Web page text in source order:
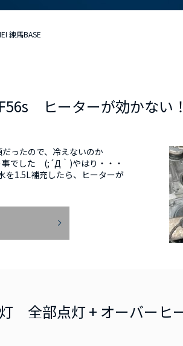
練馬BASE
ヒーターが効かない！
ったので、冷えないのか
事でした (;´Д｀)やはり・・・
1.5L補充したら、ヒーターが
全部点灯 + オーバーヒ